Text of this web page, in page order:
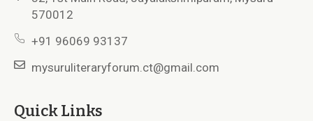
570012
+91 96069 93137
mysuruliteraryforum.ct@gmail.com
Quick Links